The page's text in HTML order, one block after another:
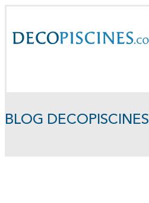
BLOG DECOPISCINES